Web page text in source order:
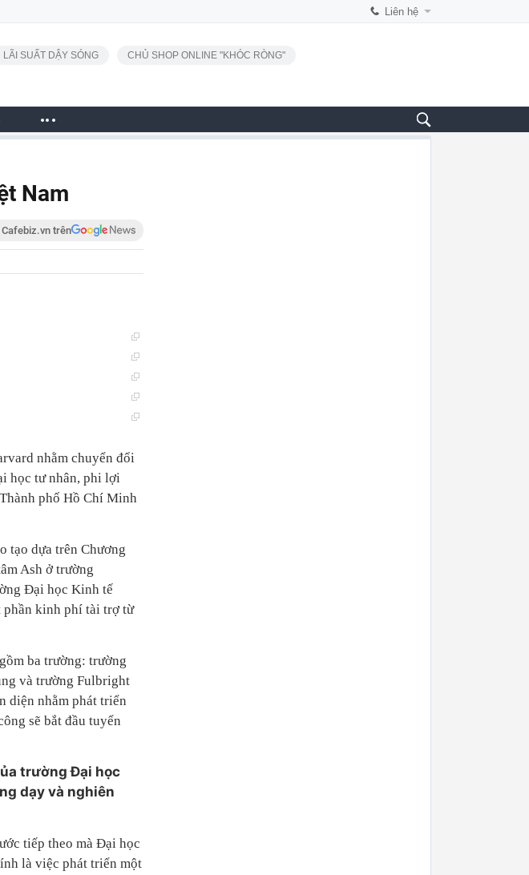
Liên hệ
LÃI SUẤT DẬY SÓNG CHỦ SHOP ONLINE "KHÓC RÒNG"
Nam
trên
nhằm chuyển đổi
học tư nhân, phi lợi
phố Hồ Chí Minh
tạo dựa trên Chương
Ash ở trường
Đại học Kinh tế
phần kinh phí tài trợ từ
ba trường: trường
và trường Fulbright
diện nhằm phát triển
sẽ bắt đầu tuyển
trường Đại học
dạy và nghiên
tiếp theo mà Đại học
là việc phát triển một